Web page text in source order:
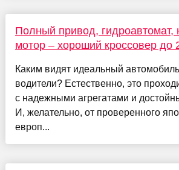
Полный привод, гидроавтомат,
мотор – хороший кроссовер до
Каким видят идеальный
водители? Естественно, это
с надежными агрегатами и
И, желательно, от проверенного
европ...